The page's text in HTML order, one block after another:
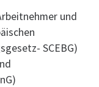
und
SCEBG)